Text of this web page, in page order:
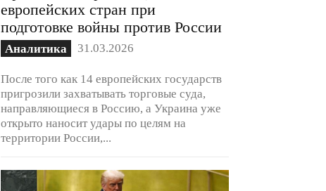
европейских стран при
подготовке войны против России
Аналитика 31.03.2026
После того как 14 европейских государств
пригрозили захватывать торговые суда,
направляющиеся в Россию, а Украина уже
открыто наносит удары по целям на
территории России,...